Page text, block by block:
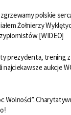
polskie
Żołnierzy
[WIDEO]
prezydenta, trening
najciekawsze aukcje
Wolności”.